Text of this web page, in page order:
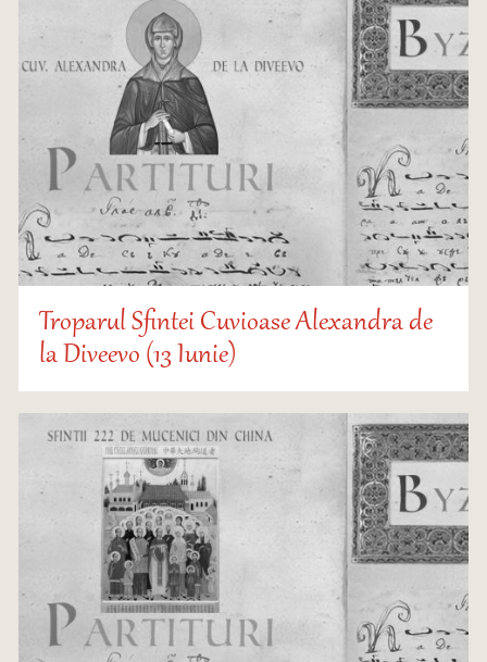
Troparul Sfintei Cuvioase Alexandra de
la Diveevo (13 Iunie)